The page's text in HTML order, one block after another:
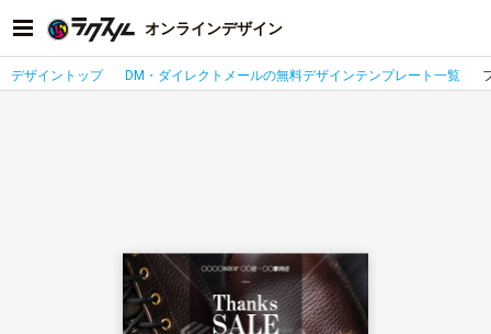
オンラインデザイン
デザイントップ DM・ダイレクトメールの無料デザインテンプレート一覧